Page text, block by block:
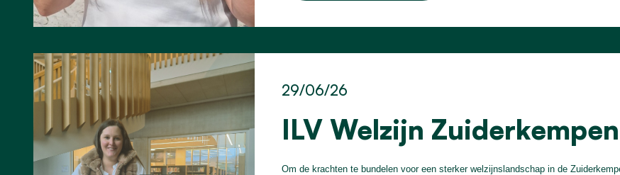
ILV Welzijn Zuiderkempen
29/06/26
Om de krachten te bundelen voor een sterker welzijnslandschap in de